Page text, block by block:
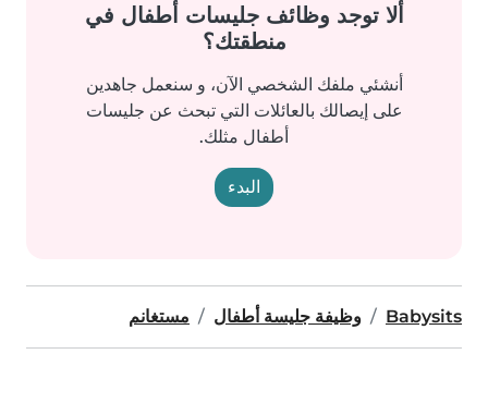
ألا توجد وظائف جليسات أطفال في
منطقتك؟
أنشئي ملفك الشخصي الآن، و سنعمل جاهدين
على إيصالك بالعائلات التي تبحث عن جليسات
أطفال مثلك.
البدء
Babysits وظيفة جليسة أطفال مستغانم